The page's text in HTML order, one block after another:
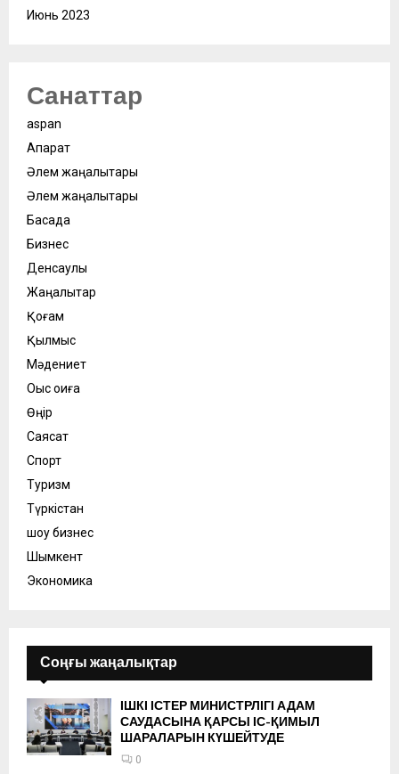
Июнь 2023
Санаттар
aspan
Ақпарат
Әлем жаңалықтары
Әлем жаңалықтары
Басқада
Бизнес
Денсаулық
Жаңалықтар
Қоғам
Қылмыс
Мәдениет
Оқыс оқиға
Өңір
Саясат
Спорт
Туризм
Түркістан
шоу бизнес
Шымкент
Экономика
Соңғы жаңалықтар
ІШКІ ІСТЕР МИНИСТРЛІГІ АДАМ
САУДАСЫНА ҚАРСЫ ІС-ҚИМЫЛ
ШАРАЛАРЫН КҮШЕЙТУДЕ
0